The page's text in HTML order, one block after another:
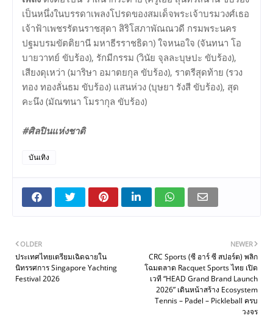
เป็นหนึ่งในบรรดาเพลงโปรดของสมเด็จพระเจ้าบรมวงศ์เธอ
เจ้าฟ้าเพชรรัตนราชสุดา สิริโสภาพัณณวดี กรมพระนคร
ปฐมบรมขัตติยานี มหาธีรราชธิดา) ใจหนอใจ (จันทนา โอ
บายวาทย์ ขับร้อง), รักมีกรรม (วินัย จุลละบุษปะ ขับร้อง),
เสียงดุเหว่า (มาริษา อมาตยกุล ขับร้อง), ราตรีสุดท้าย (รวง
ทอง ทองลั่นธม ขับร้อง) แสนห่วง (บุษยา รังสี ขับร้อง), สุด
คะนึง (มัณฑนา โมรากุล ขับร้อง)
#ศิลปินแห่งชาติ
บันเทิง
NEWER
CRC Sports (ซี อาร์ ซี สปอร์ต) พลิก
โฉมตลาด Racquet Sports ไทย เปิด
เวที “HEAD Grand Brand Launch
2026” เดินหน้าสร้าง Ecosystem
Tennis – Padel – Pickleball ครบ
วงจร
OLDER
ประเทศไทยเตรียมเฉิดฉายใน
นิทรรศการ Singapore Yachting
Festival 2026